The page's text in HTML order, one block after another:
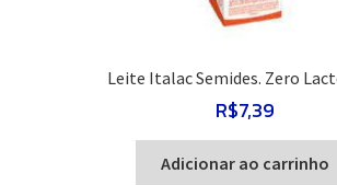
Leite Italac Semides. Zero
R$7,39
Adicionar ao carrinho